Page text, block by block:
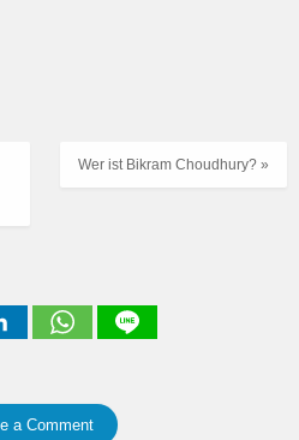
Wer ist Bikram Choudhury? »
a Comment